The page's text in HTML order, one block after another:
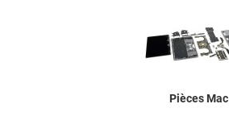
Pièces Mac